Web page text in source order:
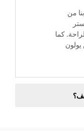
من
كما
يولون